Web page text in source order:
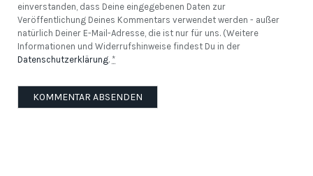
einverstanden, dass Deine eingegebenen Daten zur
Veröffentlichung Deines Kommentars verwendet werden - außer
natürlich Deiner E-Mail-Adresse, die ist nur für uns. (Weitere
Informationen und Widerrufshinweise findest Du in der
Datenschutzerklärung. *